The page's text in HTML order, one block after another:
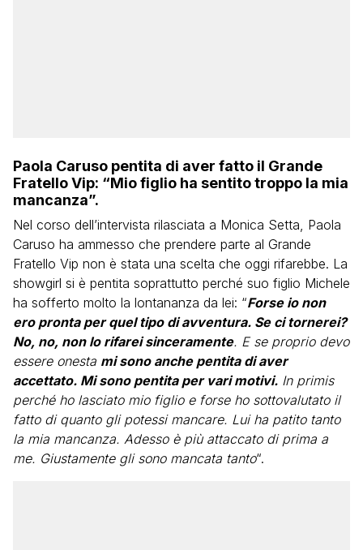
Paola Caruso pentita di aver fatto il Grande
Fratello Vip: “Mio figlio ha sentito troppo la mia
mancanza”.
Nel corso dell’intervista rilasciata a Monica Setta, Paola
Caruso ha ammesso che prendere parte al Grande
Fratello Vip non è stata una scelta che oggi rifarebbe. La
showgirl si è pentita soprattutto perché suo figlio Michele
ha sofferto molto la lontananza da lei: “Forse io non
ero pronta per quel tipo di avventura. Se ci tornerei?
No, no, non lo rifarei sinceramente. E se proprio devo
essere onesta mi sono anche pentita di aver
accettato. Mi sono pentita per vari motivi. In primis
perché ho lasciato mio figlio e forse ho sottovalutato il
fatto di quanto gli potessi mancare. Lui ha patito tanto
la mia mancanza. Adesso è più attaccato di prima a
me. Giustamente gli sono mancata tanto“.